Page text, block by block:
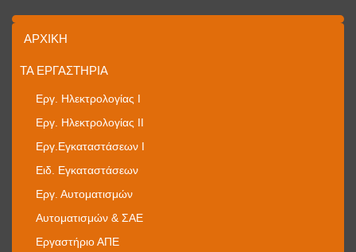
ΑΡΧΙΚΉ
ΤΑ ΕΡΓΑΣΤΉΡΙΑ
Εργ. Ηλεκτρολογίας I
Εργ. Ηλεκτρολογίας II
Εργ.Εγκαταστάσεων Ι
Ειδ. Εγκαταστάσεων
Εργ. Αυτοματισμών
Αυτοματισμών & ΣΑΕ
Εργαστήριο ΑΠΕ